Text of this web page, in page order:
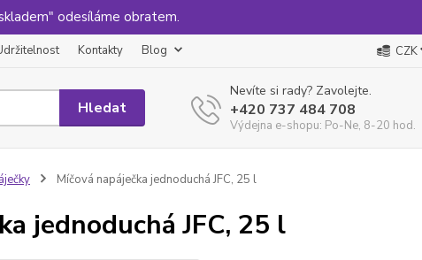
odesíláme obratem.
Kontakty Blog CZK
Hledat
Nevíte si rady? Zavolejte.
+420 737 484 708
Výdejna e-shopu: Po-Ne, 8-20 hod.
Míčová napáječka jednoduchá JFC, 25 l
jednoduchá JFC, 25 l